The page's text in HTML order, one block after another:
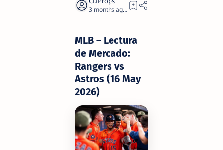
3 months ago 3
MLB – Lectura
de Mercado:
Rangers vs
Astros (16 May
2026)